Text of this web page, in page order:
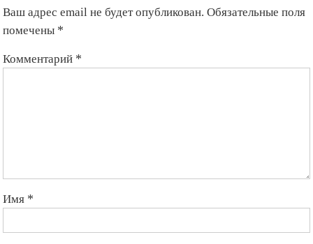
Ваш адрес email не будет опубликован. Обязательные поля
помечены *
Комментарий *
Имя *